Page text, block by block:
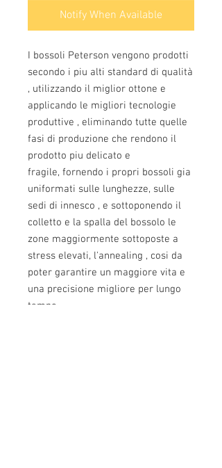
Notify When Available
I bossoli Peterson vengono prodotti
secondo i piu alti standard di qualità
, utilizzando il miglior ottone e
applicando le migliori tecnologie
produttive , eliminando tutte quelle
fasi di produzione che rendono il
prodotto piu delicato e
fragile, fornendo i propri bossoli gia
uniformati sulle lunghezze, sulle
sedi di innesco , e sottoponendo il
colletto e la spalla del bossolo le
zone maggiormente sottoposte a
stress elevati, l'annealing , cosi da
poter garantire un maggiore vita e
una precisione migliore per lungo
tempo.